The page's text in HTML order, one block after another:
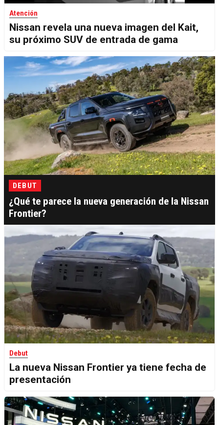
Atención
Nissan revela una nueva imagen del Kait,
su próximo SUV de entrada de gama
DEBUT
¿Qué te parece la nueva generación de la Nissan
Frontier?
Debut
La nueva Nissan Frontier ya tiene fecha de
presentación